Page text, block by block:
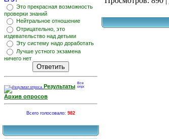
Это прекрасная возможность
проверки знаний
Нейтральное отношение
Отрицательно, это
издевательство над детьми
Эту систему надо доработать
Лучше устного экзамена
ничего нет
Результаты
Архив опросов
Всего голосовало: 982